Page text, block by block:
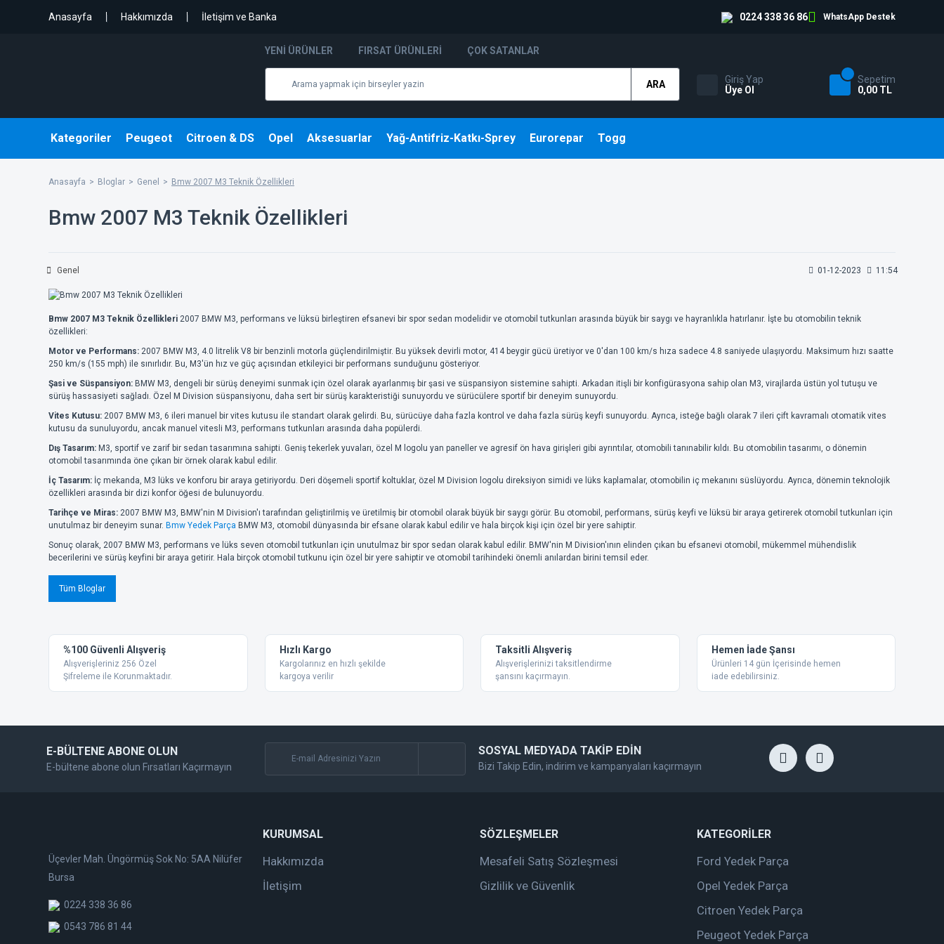
Anasayfa Hakkımızda İletişim ve Banka 0224 338 36 86 WhatsApp Destek
YENI ÜRÜNLER FIRSAT ÜRÜNLERI ÇOK SATANLAR
ARA
Giriş Yap
Üye Ol
Sepetim
0,00 TL
Kategoriler Peugeot Citroen & DS Opel Aksesuarlar Yağ-Antifriz-Katkı-Sprey Eurorepar Togg
Anasayfa Bloglar Genel Bmw 2007 M3 Teknik Özellikleri
Bmw 2007 M3 Teknik Özellikleri
Genel 01-12-2023 11:54
Bmw 2007 M3 Teknik Özellikleri 2007 BMW M3, performans ve lüksü birleştiren efsanevi bir spor sedan modelidir ve otomobil tutkunları arasında büyük bir saygı ve hayranlıkla hatırlanır. İşte bu otomobilin teknik
özellikleri:
Motor ve Performans: 2007 BMW M3, 4.0 litrelik V8 bir benzinli motorla güçlendirilmiştir. Bu yüksek devirli motor, 414 beygir gücü üretiyor ve 0'dan 100 km/s hıza sadece 4.8 saniyede ulaşıyordu. Maksimum hızı saatte
250 km/s (155 mph) ile sınırlıdır. Bu, M3'ün hız ve güç açısından etkileyici bir performans sunduğunu gösteriyor.
Şasi ve Süspansiyon: BMW M3, dengeli bir sürüş deneyimi sunmak için özel olarak ayarlanmış bir şasi ve süspansiyon sistemine sahipti. Arkadan itişli bir konfigürasyona sahip olan M3, virajlarda üstün yol tutuşu ve
sürüş hassasiyeti sağladı. Özel M Division süspansiyonu, daha sert bir sürüş karakteristiği sunuyordu ve sürücülere sportif bir deneyim sunuyordu.
Vites Kutusu: 2007 BMW M3, 6 ileri manuel bir vites kutusu ile standart olarak gelirdi. Bu, sürücüye daha fazla kontrol ve daha fazla sürüş keyfi sunuyordu. Ayrıca, isteğe bağlı olarak 7 ileri çift kavramalı otomatik vites
kutusu da sunuluyordu, ancak manuel vitesli M3, performans tutkunları arasında daha popülerdi.
Dış Tasarım: M3, sportif ve zarif bir sedan tasarımına sahipti. Geniş tekerlek yuvaları, özel M logolu yan paneller ve agresif ön hava girişleri gibi ayrıntılar, otomobili tanınabilir kıldı. Bu otomobilin tasarımı, o dönemin
otomobil tasarımında öne çıkan bir örnek olarak kabul edilir.
İç Tasarım: İç mekanda, M3 lüks ve konforu bir araya getiriyordu. Deri döşemeli sportif koltuklar, özel M Division logolu direksiyon simidi ve lüks kaplamalar, otomobilin iç mekanını süslüyordu. Ayrıca, dönemin teknolojik
özellikleri arasında bir dizi konfor öğesi de bulunuyordu.
Tarihçe ve Miras: 2007 BMW M3, BMW'nin M Division'ı tarafından geliştirilmiş ve üretilmiş bir otomobil olarak büyük bir saygı görür. Bu otomobil, performans, sürüş keyfi ve lüksü bir araya getirerek otomobil tutkunları için
unutulmaz bir deneyim sunar. Bmw Yedek Parça BMW M3, otomobil dünyasında bir efsane olarak kabul edilir ve hala birçok kişi için özel bir yere sahiptir.
Sonuç olarak, 2007 BMW M3, performans ve lüks seven otomobil tutkunları için unutulmaz bir spor sedan olarak kabul edilir. BMW'nin M Division'ının elinden çıkan bu efsanevi otomobil, mükemmel mühendislik
becerilerini ve sürüş keyfini bir araya getirir. Hala birçok otomobil tutkunu için özel bir yere sahiptir ve otomobil tarihindeki önemli anılardan birini temsil eder.
Tüm Bloglar
%100 Güvenli Alışveriş
Alışverişleriniz 256 Özel
Şifreleme ile Korunmaktadır.
Hızlı Kargo
Kargolarınız en hızlı şekilde
kargoya verilir
Taksitli Alışveriş
Alışverişlerinizi taksitlendirme
şansını kaçırmayın.
Hemen İade Şansı
Ürünleri 14 gün İçerisinde hemen
iade edebilirsiniz.
E-BÜLTENE ABONE OLUN
E-bültene abone olun Fırsatları Kaçırmayın
SOSYAL MEDYADA TAKİP EDİN
Bizi Takip Edin, indirim ve kampanyaları kaçırmayın
Üçevler Mah. Üngörmüş Sok No: 5AA Nilüfer
Bursa
0224 338 36 86
0543 786 81 44
KURUMSAL
Hakkımızda
İletişim
SÖZLEŞMELER
Mesafeli Satış Sözleşmesi
Gizlilik ve Güvenlik
KATEGORİLER
Ford Yedek Parça
Opel Yedek Parça
Citroen Yedek Parça
Peugeot Yedek Parça